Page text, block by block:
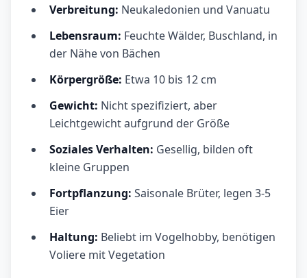
Verbreitung: Neukaledonien und Vanuatu
Lebensraum: Feuchte Wälder, Buschland, in
der Nähe von Bächen
Körpergröße: Etwa 10 bis 12 cm
Gewicht: Nicht spezifiziert, aber
Leichtgewicht aufgrund der Größe
Soziales Verhalten: Gesellig, bilden oft
kleine Gruppen
Fortpflanzung: Saisonale Brüter, legen 3-5
Eier
Haltung: Beliebt im Vogelhobby, benötigen
Voliere mit Vegetation